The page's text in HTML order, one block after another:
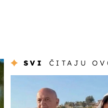
SVI ČITAJU